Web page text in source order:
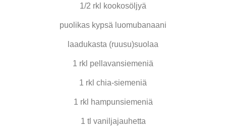
1/2 rkl kookosöljyä
puolikas kypsä luomubanaani
laadukasta (ruusu)suolaa
1 rkl pellavansiemeniä
1 rkl chia-siemeniä
1 rkl hampunsiemeniä
1 tl vaniljajauhetta